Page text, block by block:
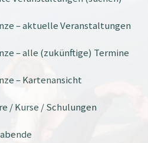
– aktuelle Veranstaltungen
– alle (zukünftige) Termine
– Kartenansicht
/ Kurse / Schulungen